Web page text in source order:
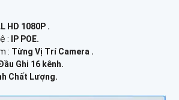
HD 1080P .
:
IP POE.
: Từng Vị Trí Camera .
Ghi 16 kênh.
Chất Lượng.